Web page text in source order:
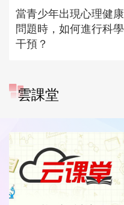
當青少年出現心理健康
問題時，如何進行科學
干預？
雲課堂